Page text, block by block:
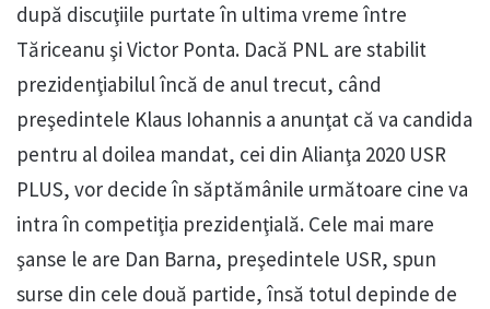
după discuţiile purtate în ultima vreme între
Tăriceanu şi Victor Ponta. Dacă PNL are stabilit
prezidenţiabilul încă de anul trecut, când
preşedintele Klaus Iohannis a anunţat că va candida
pentru al doilea mandat, cei din Alianţa 2020 USR
PLUS, vor decide în săptămânile următoare cine va
intra în competiţia prezidenţială. Cele mai mare
şanse le are Dan Barna, preşedintele USR, spun
surse din cele două partide, însă totul depinde de